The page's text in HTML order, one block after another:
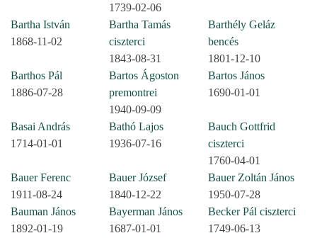
1739-02-06
Bartha István
1868-11-02
Bartha Tamás
ciszterci
1843-08-31
Barthély Geláz
bencés
1801-12-10
Barthos Pál
1886-07-28
Bartos Ágoston
premontrei
1940-09-09
Bartos János
1690-01-01
Basai András
1714-01-01
Bathó Lajos
1936-07-16
Bauch Gottfrid
ciszterci
1760-04-01
Bauer Ferenc
1911-08-24
Bauer József
1840-12-22
Bauer Zoltán János
1950-07-28
Bauman János
1892-01-19
Bayerman János
1687-01-01
Becker Pál ciszterci
1749-06-13